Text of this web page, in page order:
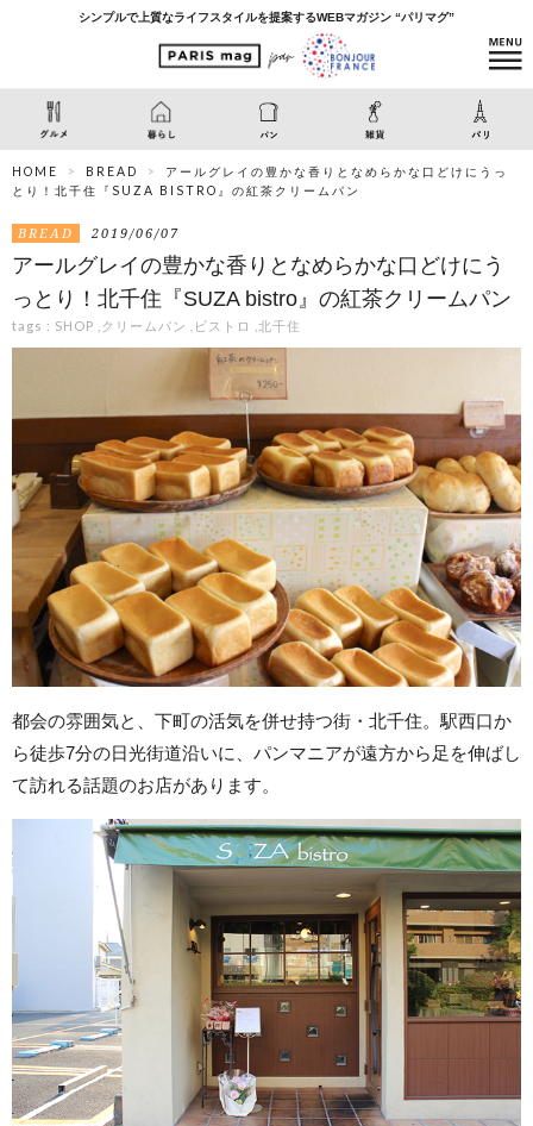
シンプルで上質なライフスタイルを提案するWEBマガジン “パリマグ”
HOME BREAD
アールグレイの豊かな香りとなめらかな口どけにうっ
とり！北千住『SUZA BISTRO』の紅茶クリームパン
BREAD 2019/06/07
アールグレイの豊かな香りとなめらかな口どけにう
っとり！北千住『SUZA bistro』の紅茶クリームパン
tags : SHOP クリームパン ビストロ 北千住
都会の雰囲気と、下町の活気を併せ持つ街・北千住。駅西口か
ら徒歩7分の日光街道沿いに、パンマニアが遠方から足を伸ばし
て訪れる話題のお店があります。